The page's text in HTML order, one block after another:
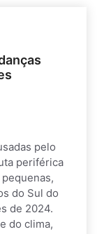
pelo
periférica
do Sul do
de 2024.
do clima,